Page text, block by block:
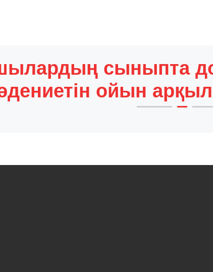
сыныпта
ойын